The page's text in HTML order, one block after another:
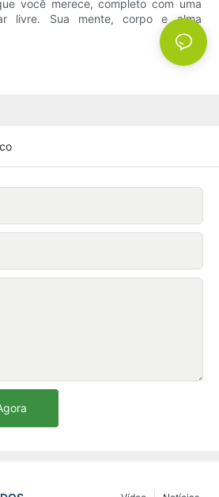
você merece, completo com uma
livre. Sua mente, corpo e alma